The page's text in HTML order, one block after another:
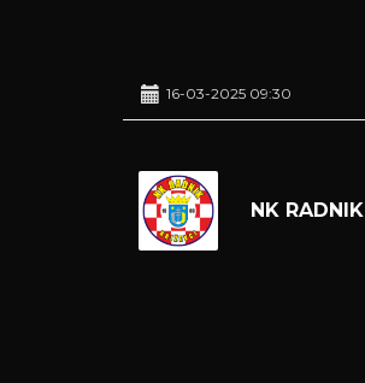
16-03-2025 09:30
NK RADNIK